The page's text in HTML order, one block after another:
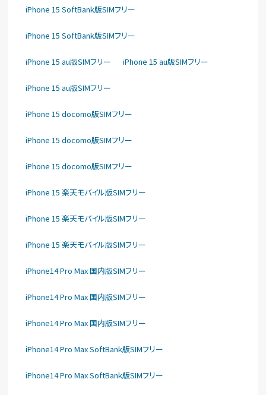
iPhone 15 SoftBank版SIMフリー
iPhone 15 SoftBank版SIMフリー
iPhone 15 au版SIMフリー iPhone 15 au版SIMフリー
iPhone 15 au版SIMフリー
iPhone 15 docomo版SIMフリー
iPhone 15 docomo版SIMフリー
iPhone 15 docomo版SIMフリー
iPhone 15 楽天モバイル版SIMフリー
iPhone 15 楽天モバイル版SIMフリー
iPhone 15 楽天モバイル版SIMフリー
iPhone14 Pro Max 国内版SIMフリー
iPhone14 Pro Max 国内版SIMフリー
iPhone14 Pro Max 国内版SIMフリー
iPhone14 Pro Max SoftBank版SIMフリー
iPhone14 Pro Max SoftBank版SIMフリー